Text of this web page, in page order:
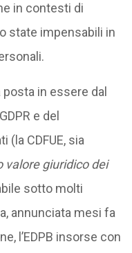
in contesti di
state impensabili in
in essere dal
e del
CDFUE, sia
valore giuridico dei
sotto molti
annunciata mesi fa
l’EDPB insorse con